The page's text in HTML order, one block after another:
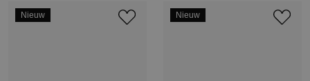
Nieuw Nieuw